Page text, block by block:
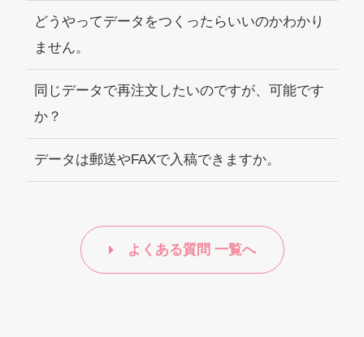
どうやってデータをつくったらいいのかわかり
ません。
同じデータで再注文したいのですが、可能です
か？
データは郵送やFAXで入稿できますか。
よくある質問 一覧へ